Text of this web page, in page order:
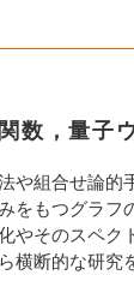
数，量子
や組合せ論
をもつグラ
そのスペク
横断的な研究